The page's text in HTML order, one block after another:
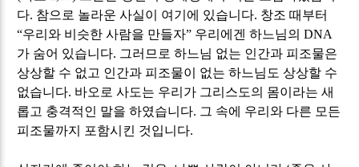
다. 참으로 놀라운 사실이 여기에 있습니다. 창조 때부터
“우리와 비슷한 사람을 만들자” 우리에겐 하느님의DNA
가 숨어 있습니다. 그러므로 하느님 없는 인간과 피조물은
상상할 수 없고 인간과 피조물이 없는 하느님도 상상할 수
없습니다. 바오로 사도는 우리가 그리스도의 몸이라는 새
롭고 충격적인 말을 하였습니다. 그 속에 우리와 다른 모든
피조물까지 포함시킨 것입니다.